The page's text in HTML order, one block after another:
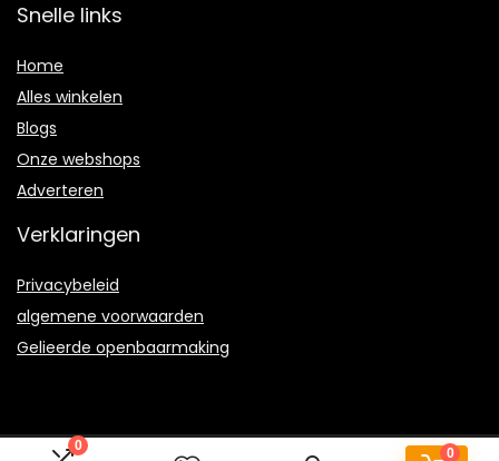
0
0
Snelle links
Home
Alles winkelen
Blogs
Onze webshops
Adverteren
Verklaringen
Privacybeleid
algemene voorwaarden
Gelieerde openbaarmaking